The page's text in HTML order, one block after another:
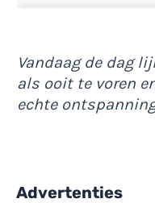
Vandaag de dag
als ooit te voren
echte
Advertenties